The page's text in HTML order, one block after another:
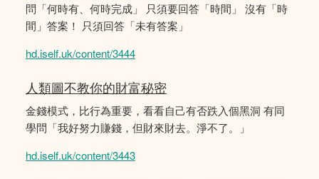
問「何時有、何時完成」 只須要回答「時間」 沒有「時
間」答案！ 只須回答「未有答案」
hd.iself.uk/content/3444
人類圖不教你的財富秘密
金錢模式，比行為重要，看看自己有否跌入個黑洞 有同
學問「我好努力賺錢，但財來財去。淨不了。」
hd.iself.uk/content/3443